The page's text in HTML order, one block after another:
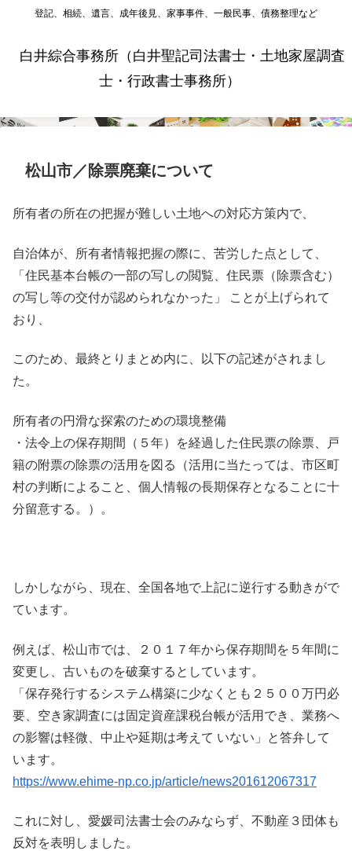
登記、相続、遺言、成年後見、家事事件、一般民事、債務整理など
白井綜合事務所（白井聖記司法書士・土地家屋調査
士・行政書士事務所）
松山市／除票廃棄について
所有者の所在の把握が難しい土地への対応方策内で、
自治体が、所有者情報把握の際に、苦労した点として、
「住民基本台帳の一部の写しの閲覧、住民票（除票含む）
の写し等の交付が認められなかった」 ことが上げられて
おり、
このため、最終とりまとめ内に、以下の記述がされまし
た。
所有者の円滑な探索のための環境整備
・法令上の保存期間（５年）を経過した住民票の除票、戸
籍の附票の除票の活用を図る（活用に当たっては、市区町
村の判断によること、個人情報の長期保存となることに十
分留意する。）。
しかしながら、現在、全国各地で上記に逆行する動きがで
ています。
例えば、松山市では、２０１７年から保存期間を５年間に
変更し、古いものを破棄するとしています。
「保存発行するシステム構築に少なくとも２５００万円必
要、空き家調査には固定資産課税台帳が活用でき、業務へ
の影響は軽微、中止や延期は考えて いない」と答弁して
います。
https://www.ehime-np.co.jp/article/news201612067317
これに対し、愛媛司法書士会のみならず、不動産３団体も
反対を表明しました。